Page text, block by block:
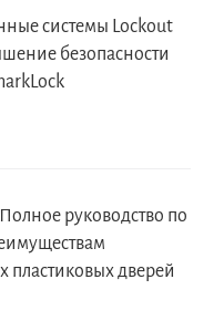
системы Lockout
безопасности
руководство по
пластиковых дверей